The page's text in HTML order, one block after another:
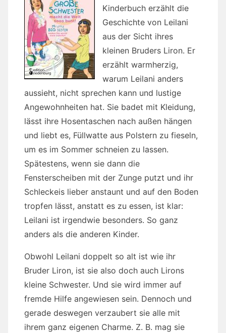
Kinderbuch erzählt die
Geschichte von Leilani
aus der Sicht ihres
kleinen Bruders Liron. Er
erzählt warmherzig,
warum Leilani anders
aussieht, nicht sprechen kann und lustige
Angewohnheiten hat. Sie badet mit Kleidung,
lässt ihre Hosentaschen nach außen hängen
und liebt es, Füllwatte aus Polstern zu fieseln,
um es im Sommer schneien zu lassen.
Spätestens, wenn sie dann die
Fensterscheiben mit der Zunge putzt und ihr
Schleckeis lieber anstaunt und auf den Boden
tropfen lässt, anstatt es zu essen, ist klar:
Leilani ist irgendwie besonders. So ganz
anders als die anderen Kinder.
Obwohl Leilani doppelt so alt ist wie ihr
Bruder Liron, ist sie also doch auch Lirons
kleine Schwester. Und sie wird immer auf
fremde Hilfe angewiesen sein. Dennoch und
gerade deswegen verzaubert sie alle mit
ihrem ganz eigenen Charme. Z. B. mag sie